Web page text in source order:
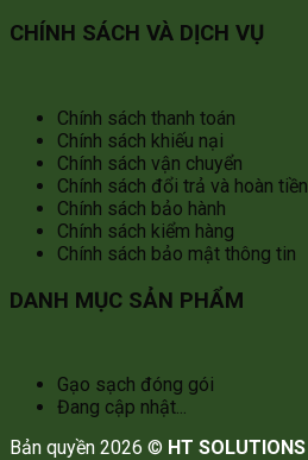
CHÍNH SÁCH VÀ DỊCH VỤ
Chính sách thanh toán
Chính sách khiếu nại
Chính sách vận chuyển
Chính sách đổi trả và hoàn tiền
Chính sách bảo hành
Chính sách kiểm hàng
Chính sách bảo mật thông tin
DANH MỤC SẢN PHẨM
Gạo sạch đóng gói
Đang cập nhật...
Bản quyền 2026 © HT SOLUTIONS